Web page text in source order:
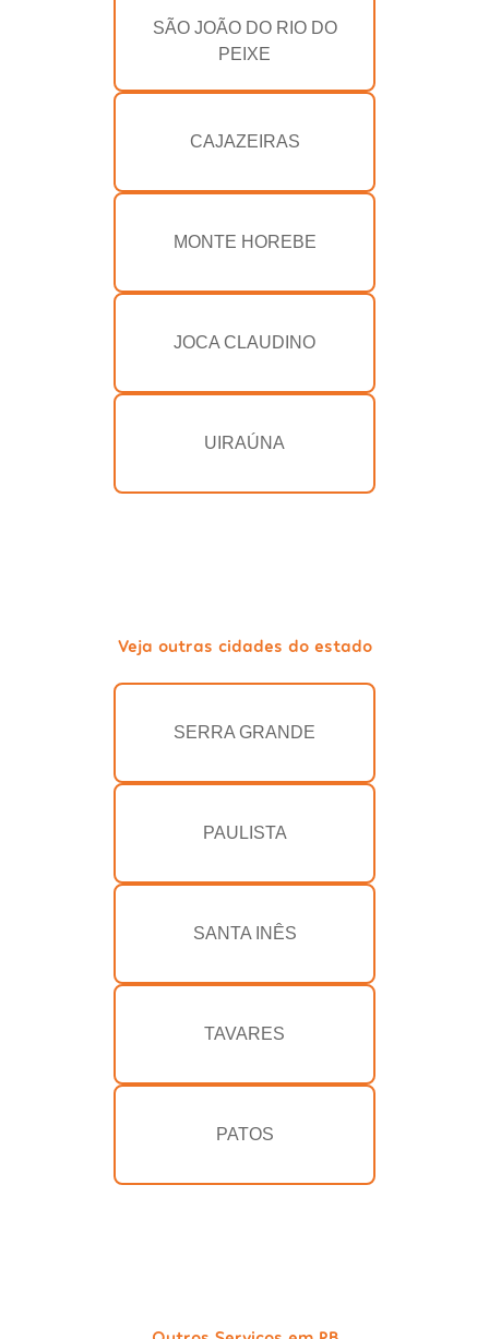
SÃO JOÃO DO RIO DO
PEIXE
CAJAZEIRAS
MONTE HOREBE
JOCA CLAUDINO
UIRAÚNA
Veja outras cidades do estado
SERRA GRANDE
PAULISTA
SANTA INÊS
TAVARES
PATOS